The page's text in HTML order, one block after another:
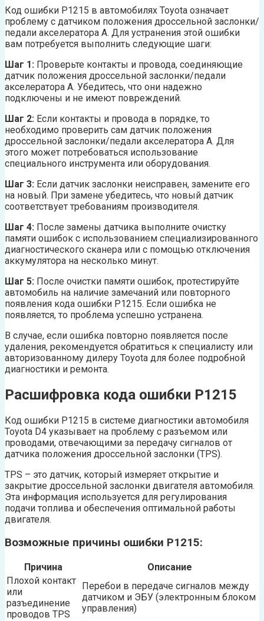
Код ошибки P1215 в автомобилях Toyota означает
проблему с датчиком положения дроссельной заслонки/
педали акселератора А. Для устранения этой ошибки
вам потребуется выполнить следующие шаги:
Шаг 1: Проверьте контакты и провода, соединяющие
датчик положения дроссельной заслонки/педали
акселератора А. Убедитесь, что они надежно
подключены и не имеют повреждений.
Шаг 2: Если контакты и провода в порядке, то
необходимо проверить сам датчик положения
дроссельной заслонки/педали акселератора А. Для
этого может потребоваться использование
специального инструмента или оборудования.
Шаг 3: Если датчик заслонки неисправен, замените его
на новый. При замене убедитесь, что новый датчик
соответствует требованиям производителя.
Шаг 4: После замены датчика выполните очистку
памяти ошибок с использованием специализированного
диагностического сканера или с помощью отключения
аккумулятора на несколько минут.
Шаг 5: После очистки памяти ошибок, протестируйте
автомобиль на наличие замечаний или повторного
появления кода ошибки P1215. Если ошибка не
появляется, то проблема успешно устранена.
В случае, если ошибка повторно появляется после
удаления, рекомендуется обратиться к специалисту или
авторизованному дилеру Toyota для более подробной
диагностики и ремонта.
Расшифровка кода ошибки P1215
Код ошибки P1215 в системе диагностики автомобиля
Toyota D4 указывает на проблему с разъемом или
проводами, отвечающими за передачу сигналов от
датчика положения дроссельной заслонки (TPS).
TPS – это датчик, который измеряет открытие и
закрытие дроссельной заслонки двигателя автомобиля.
Эта информация используется для регулирования
подачи топлива и обеспечения оптимальной работы
двигателя.
Возможные причины ошибки P1215:
Причина
Описание
Плохой контакт
или
разъединение
проводов TPS
Перебои в передаче сигналов между
датчиком и ЭБУ (электронным блоком
управления)